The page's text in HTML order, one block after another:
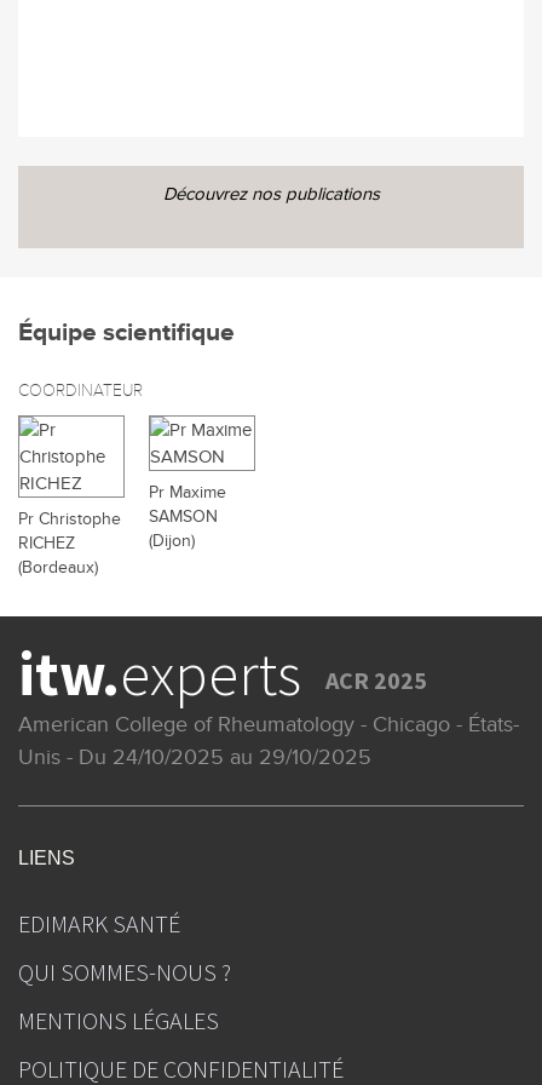
Découvrez nos publications
Équipe scientifique
COORDINATEUR
Pr Christophe
RICHEZ
(Bordeaux)
Pr Maxime
SAMSON
(Dijon)
itw.experts ACR 2025
American College of Rheumatology - Chicago - États-
Unis - Du 24/10/2025 au 29/10/2025
LIENS
EDIMARK SANTÉ
QUI SOMMES-NOUS ?
MENTIONS LÉGALES
POLITIQUE DE CONFIDENTIALITÉ